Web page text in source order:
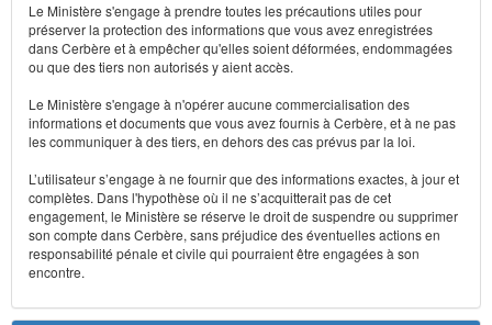
Le Ministère s'engage à prendre toutes les précautions utiles pour
préserver la protection des informations que vous avez enregistrées
dans Cerbère et à empêcher qu'elles soient déformées, endommagées
ou que des tiers non autorisés y aient accès.
Le Ministère s'engage à n'opérer aucune commercialisation des
informations et documents que vous avez fournis à Cerbère, et à ne pas
les communiquer à des tiers, en dehors des cas prévus par la loi.
L’utilisateur s’engage à ne fournir que des informations exactes, à jour et
complètes. Dans l'hypothèse où il ne s’acquitterait pas de cet
engagement, le Ministère se réserve le droit de suspendre ou supprimer
son compte dans Cerbère, sans préjudice des éventuelles actions en
responsabilité pénale et civile qui pourraient être engagées à son
encontre.